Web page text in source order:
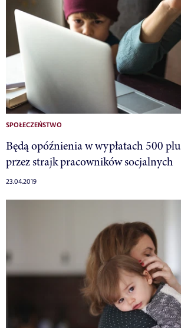
SPOŁECZEŃSTWO
Będą opóźnienia w wypłatach 500
przez strajk pracowników socjalnych
23.04.2019